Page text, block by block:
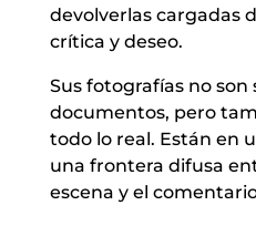
devolverlas cargadas
crítica y deseo.
Sus fotografías no
documentos, pero
todo lo real. Están en
una frontera difusa
escena y el